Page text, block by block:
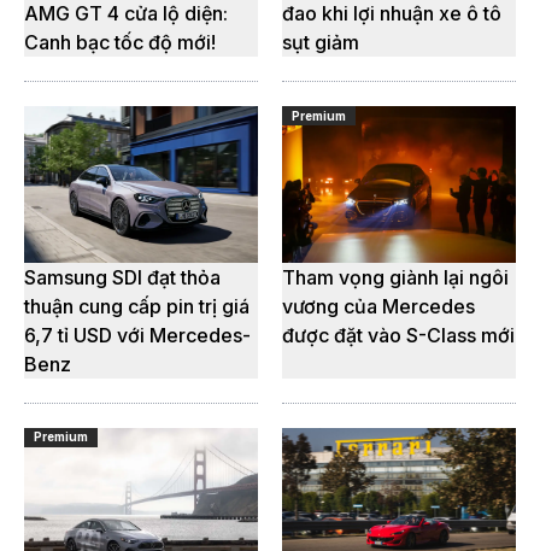
AMG GT 4 cửa lộ diện:
Canh bạc tốc độ mới!
đao khi lợi nhuận xe ô tô
sụt giảm
Samsung SDI đạt thỏa
thuận cung cấp pin trị giá
6,7 tỉ USD với Mercedes-
Benz
Premium
Tham vọng giành lại ngôi
vương của Mercedes
được đặt vào S-Class mới
Premium